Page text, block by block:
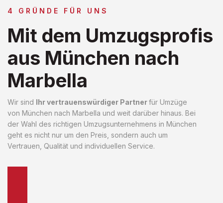
4 GRÜNDE FÜR UNS
Mit dem Umzugsprofis
aus München nach
Marbella
Wir sind Ihr vertrauenswürdiger Partnerfür Umzüge
von München nach Marbella und weit darüber hinaus. Bei
der Wahl des richtigen Umzugsunternehmens in München
geht es nicht nur um den Preis, sondern auch um
Vertrauen, Qualität und individuellen Service.